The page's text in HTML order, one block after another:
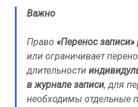
Важно
Право «Перенос записи»
или ограничивает
длительности
в журнале записи, для
необходимы отдельные